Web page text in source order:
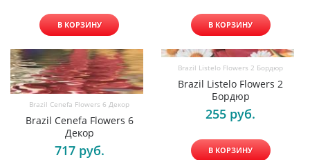
В КОРЗИНУ В КОРЗИНУ
Brazil Cenefa Flowers 6 Декор
Brazil Cenefa Flowers 6
Декор
717 руб.
Brazil Listelo Flowers 2 Бордюр
Brazil Listelo Flowers 2
Бордюр
255 руб.
В КОРЗИНУ